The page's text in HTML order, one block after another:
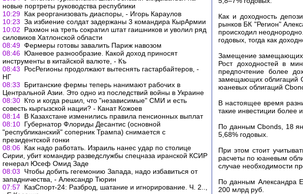
новые портреты руководства республики
10:29 Как реорганизовать диаспоры, - Игорь Караулов
10:23 За избиение солдат задержаны 3 командира КырАрмии
10:02
Рахмон на треть сократил штат гаишников и уволил ряд
силовиков Хатлонской области
08:49 Фермеры готовы завалить Париж навозом
08:46 Юаневое разнообразие. Какой доход приносят
инструменты в китайской валюте, - Къ
08:43
РосРегионы продолжают вытеснять гастарбайтеров, -
НГ
08:33
Британские фермы теперь нанимают рабочих в
Центральной Азии. Это одно из последствий войны в Украине
08:30 Кто и когда решил, что "независимые" СМИ и есть
совесть кыргызской нации? - Канат Кожоев
08:14 В Казахстане изменились правила пенсионных выплат
08:10 Губернатор Флориды Десантис (основной
"республиканский" соперник Трампа) снимается с
президентской гонки
08:06 Как надо работать. Израиль нанес удар по столице
Сирии, убит командир разведслужбы спецназа иранской КСИР
генерал Юсеф Омид Заде
08:03
Чтобы добить гегемонию Запада, надо избавиться от
западничества, - Александр Тюрин
07:57
КазСпорт-24: Разброд, шатание и игнорирование. Ч. 2..,
Как и доходность
рынков БК "Регион"
происходил
годовых, тогда как
Замещение замещающих
Рост доходностей в
предпочтение более
замещающих облигаций
юаневых облигаций
В настоящее время
такие инвестиции более
По данным Cbonds, 18
5,68% годовых.
При этом стоит
расчеты по юаневым
случае необходимости
По данным Александра
200 млрд руб.